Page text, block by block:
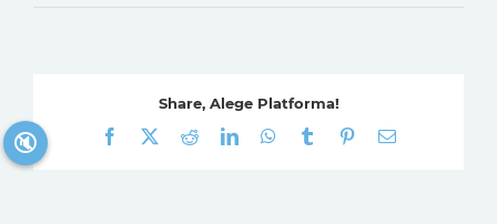
Share, Alege Platforma!
Facebook
RedditLinkedInWhatsApp
Tumblr Pinterest
E-
🔇